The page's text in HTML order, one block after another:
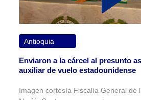
Antioquia
Enviaron a la cárcel al presunto
auxiliar de vuelo estadounidense
Imagen cortesía Fiscalía General de